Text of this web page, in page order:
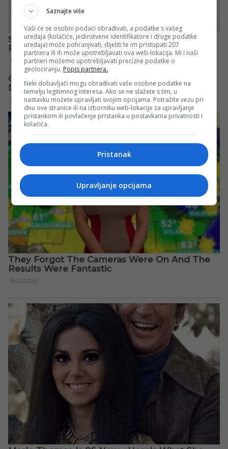
Saznajte više
Vaši će se osobni podaci obrađivati, a podatke s vašeg
uređaja (kolačiće, jedinstvene identifikatore i druge podatke
uređaja) može pohranjivati, dijeliti te im pristupati 207
partnera ili ih može upotrebljavati ova web-lokacija. Mi i naši
partneri možemo upotrebljavati precizne podatke o
geolociranju. Popis partnera.
Neki dobavljači mogu obrađivati vaše osobne podatke na
temelju legitimnog interesa. Ako se ne slažete s tim, u
nastavku možete upravljati svojim opcijama. Potražite vezu pri
dnu ove stranice ili na izborniku web-lokacije za upravljanje
pristankom ili povlačenje pristanka u postavkama privatnosti i
kolačića.
Pristanak
Upravljanje opcijama